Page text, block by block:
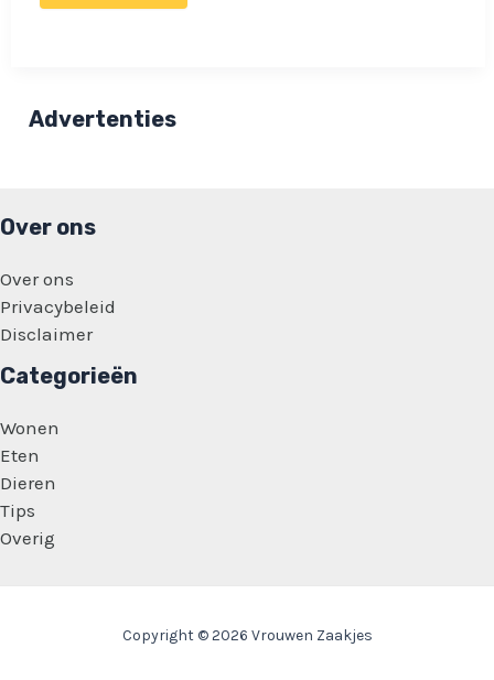
Flinke
prijsstijging!
Advertenties
Over ons
Over ons
Privacybeleid
Disclaimer
Categorieën
Wonen
Eten
Dieren
Tips
Overig
Copyright © 2026 Vrouwen Zaakjes